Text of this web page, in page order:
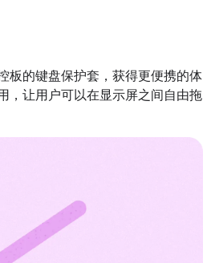
板的键盘保护套，获得更便携的体
，让用户可以在显示屏之间自由拖